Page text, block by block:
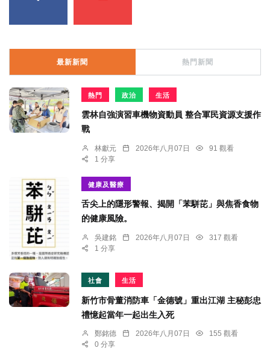
最新新聞 熱門新聞
熱門 政治 生活
雲林自強演習車機物資動員 整合軍民資源支援作
戰
林獻元 2026年八月07日
91 觀看
1 分享
健康及醫療
舌尖上的隱形警報、揭開「苯駢芘」與焦香食物
的健康風險。
吳建銘 2026年八月07日
317 觀看
1 分享
社會 生活
新竹市骨董消防車「金德號」重出江湖 主秘彭忠
禮憶起當年一起出生入死
鄭銘德 2026年八月07日
155 觀看
0 分享